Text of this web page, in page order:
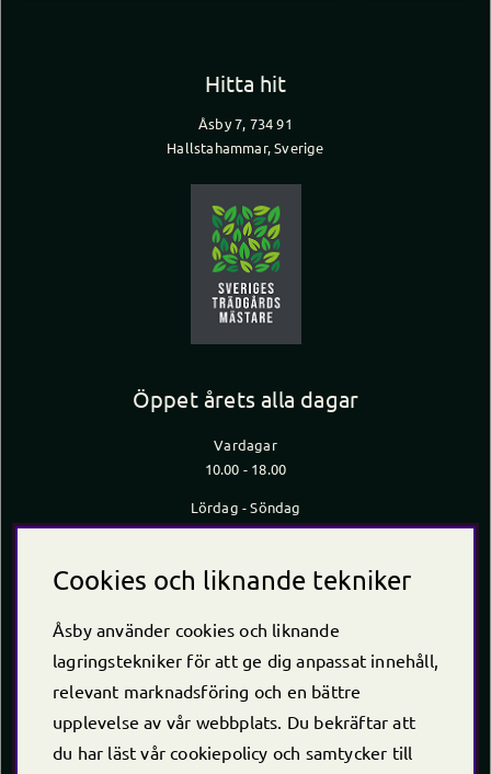
Hitta hit
Åsby 7, 734 91
Hallstahammar, Sverige
Öppet årets alla dagar
Vardagar
10.00 - 18.00
Lördag - Söndag
10.00 - 16.00
*Caféet stänger 30 min innan butiken stänger
E-post:info@asby.nu
Org nr: 556222-2900
Cookies och liknande tekniker
Åsby använder cookies och liknande
lagringstekniker för att ge dig anpassat innehåll,
relevant marknadsföring och en bättre
upplevelse av vår webbplats. Du bekräftar att
du har läst vår cookiepolicy och samtycker till